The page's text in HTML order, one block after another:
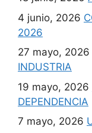
4 junio, 2026
2026
27 mayo, 2026
INDUSTRIA
19 mayo, 2026
DEPENDENCIA
7 mayo, 2026